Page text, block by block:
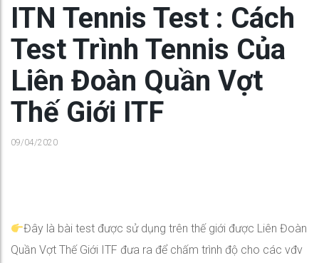
ITN Tennis Test : Cách
Test Trình Tennis Của
Liên Đoàn Quần Vợt
Thế Giới ITF
09/04/2020
Đây là bài test được sử dụng trên thế giới được Liên Đoàn
Quần Vợt Thế Giới ITF đưa ra để chấm trình độ cho các vđv